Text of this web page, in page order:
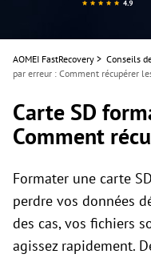
AOMEI FastRecovery > Conseils
par erreur : Comment récupérer
Carte SD
Comment
Formater une carte
perdre vos données
des cas, vos fichiers
agissez rapidement.